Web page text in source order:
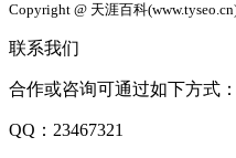
Copyright @ 天涯百科
联系我们
合作或咨询可通过如下方式：
QQ：23467321